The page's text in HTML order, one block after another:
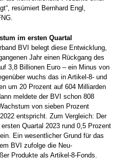
resümiert Bernhard Engl,
im ersten Quartal
BVI belegt diese Entwicklung,
Jahr einen Rückgang des
3,8 Billionen Euro – ein Minus von
wuchs das in Artikel-8- und
um 20 Prozent auf 604 Milliarden
meldete der BVI schon 808
von sieben Prozent
entspricht. Zum Vergleich: Der
Quartal 2023 rund 0,5 Prozent
Ein wesentlicher Grund für das
BVI zufolge die Neu-
Produkte als Artikel-8-Fonds.